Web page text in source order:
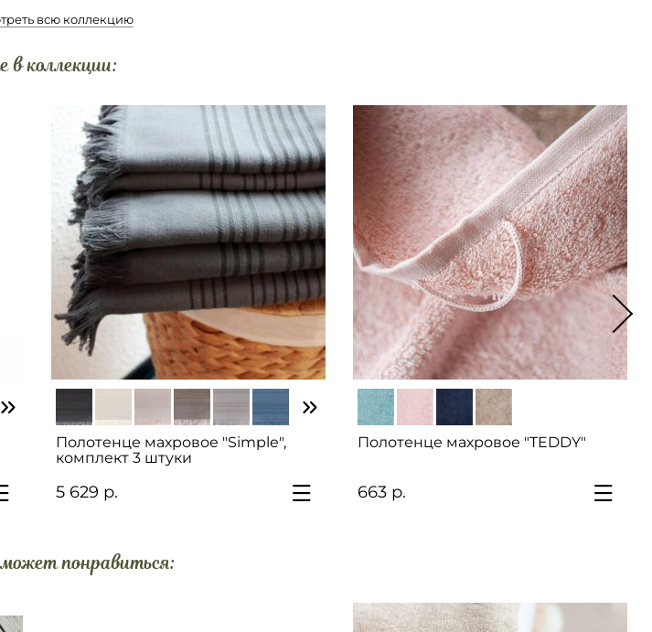
всю коллекцию
в коллекции:
Полотенце махровое "Simple",
комплект 3 штуки
5 629 р.
Полотенце махровое "TEDDY"
663 р.
понравиться: